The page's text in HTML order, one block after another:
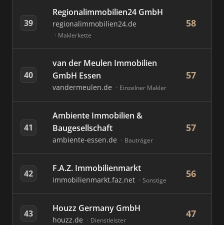
39
Regionalimmobilien24 GmbH
regionalimmobilien24.de
Maklerkette
58
40
van der Meulen Immobilien
GmbH Essen
vandermeulen.de Einzelner Makler
57
41
Ambiente Immobilien &
Baugesellschaft
ambiente-essen.de Bauträger
57
42 F.A.Z. Immobilienmarkt
immobilienmarkt.faz.net Sonstige
56
43 Houzz Germany GmbH
houzz.de Dienstleister
47